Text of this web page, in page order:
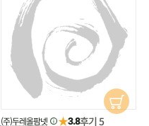
(주)두레올팜넷 ★3.8후기 5